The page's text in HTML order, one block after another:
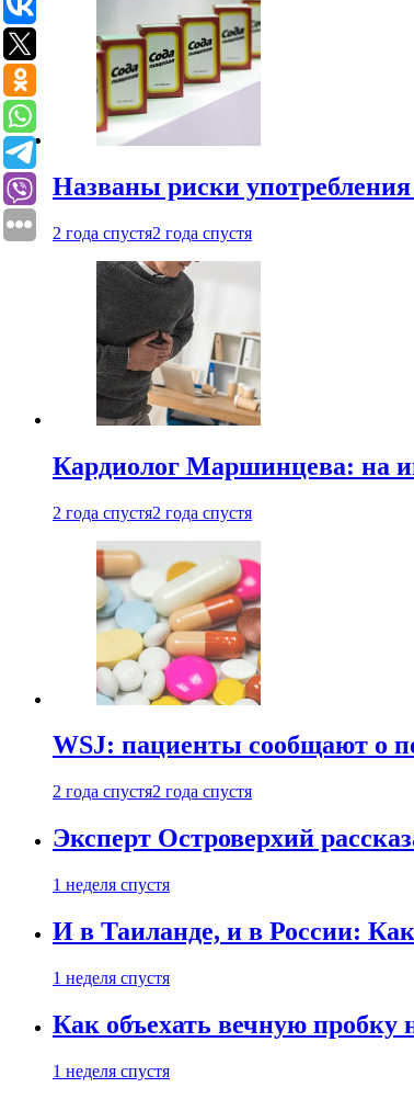
Названы риски
2 года спустя2 года спустя
Кардиолог Маршинцева: на
2 года спустя2 года спустя
WSJ: пациенты сообщают о
2 года спустя2 года спустя
Эксперт Островерхий
1 неделя спустя
И в Таиланде, и в России:
1 неделя спустя
Как объехать вечную
1 неделя спустя